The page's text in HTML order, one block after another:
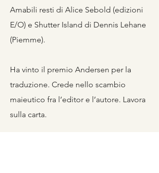
Amabili resti di Alice Sebold (edizioni
E/O) e Shutter Island di Dennis Lehane
(Piemme).
Ha vinto il premio Andersen per la
traduzione. Crede nello scambio
maieutico fra l’editor e l’autore. Lavora
sulla carta.